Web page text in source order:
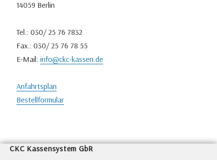
14059 Berlin
Tel.: 030/ 25 76 7832
Fax.: 030/ 25 76 78 55
E-Mail:info@ckc-kassen.de
Anfahrtsplan
Bestellformular
CKC Kassensystem GbR